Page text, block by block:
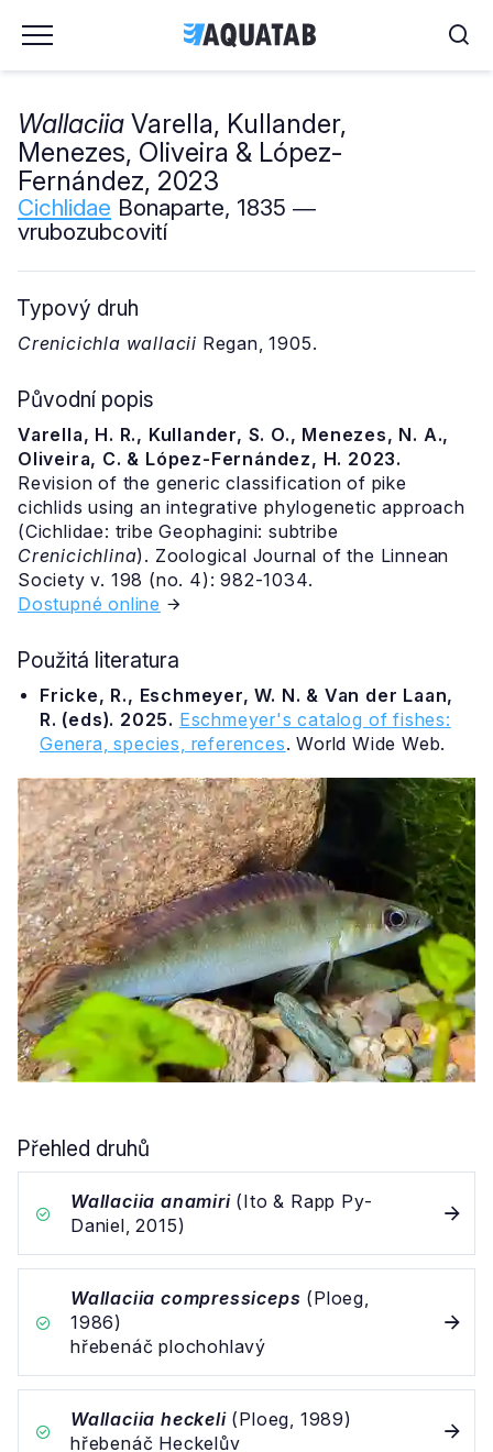
Wallaciia Varella, Kullander,
Menezes, Oliveira & López-
Fernández, 2023
Cichlidae Bonaparte, 1835 ―
vrubozubcovití
Typový druh
Crenicichla wallacii Regan, 1905.
Původní popis
Varella, H. R., Kullander, S. O., Menezes, N. A.,
Oliveira, C. & López-Fernández, H. 2023.
Revision of the generic classification of pike
cichlids using an integrative phylogenetic approach
(Cichlidae: tribe Geophagini: subtribe
Crenicichlina). Zoological Journal of the Linnean
Society v. 198 (no. 4): 982-1034.
Dostupné online
Použitá literatura
Fricke, R., Eschmeyer, W. N. & Van der Laan,
R. (eds). 2025. Eschmeyer's catalog of fishes:
Genera, species, references. World Wide Web.
Přehled druhů
Wallaciia anamiri(Ito & Rapp Py-
Daniel, 2015)
Wallaciia compressiceps (Ploeg,
1986)
hřebenáč plochohlavý
Wallaciia heckeli(Ploeg, 1989)
hřebenáč Heckelův